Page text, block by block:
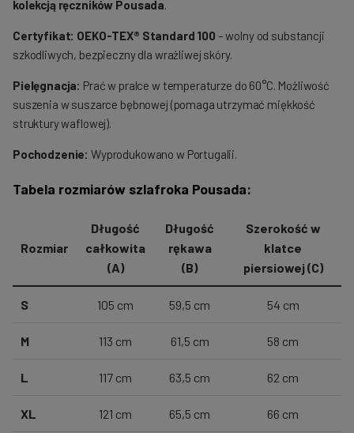
kolekcją ręczników Pousada.
Certyfikat: OEKO-TEX® Standard 100 – wolny od substancji
szkodliwych, bezpieczny dla wrażliwej skóry.
Pielęgnacja: Prać w pralce w temperaturze do 60°C. Możliwość
suszenia w suszarce bębnowej (pomaga utrzymać miękkość
struktury waflowej).
Pochodzenie: Wyprodukowano w Portugalii.
Tabela rozmiarów szlafroka Pousada:
Rozmiar
Długość
całkowita
(A)
Długość
rękawa
(B)
Szerokość w
klatce
piersiowej (C)
S 105 cm 59,5 cm 54 cm
M 113 cm 61,5 cm 58 cm
L 117 cm 63,5 cm 62 cm
XL 121 cm 65,5 cm 66 cm